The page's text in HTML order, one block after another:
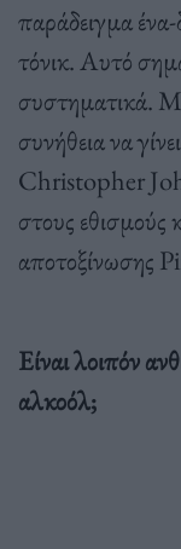
παράδειγμα
τόνικ. Αυτό
συστηματικά.
συνήθεια να
Christopher
στους εθισμούς
αποτοξίνωσης
Είναι λοιπόν
αλκοόλ;